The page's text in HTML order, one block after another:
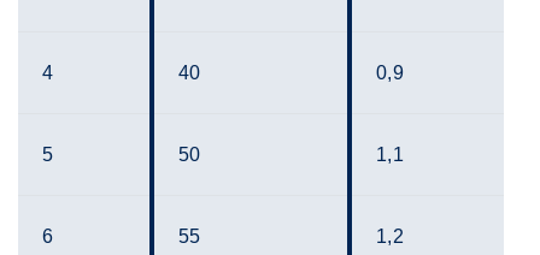
4 40 0,9
5 50 1,1
6 55 1,2